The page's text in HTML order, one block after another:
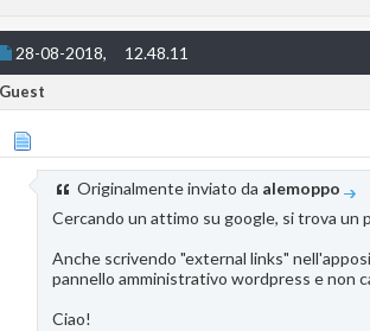
28-08-2018, 12.48.11
Guest
Originalmente inviato da alemoppo
Cercando un attimo su google, si trova un
Anche scrivendo "external links"
pannello amministrativo wordpress e non
Ciao!